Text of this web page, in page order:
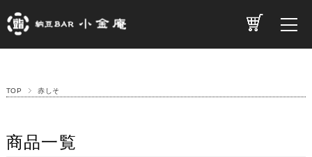
TOP 赤しそ
商品一覧